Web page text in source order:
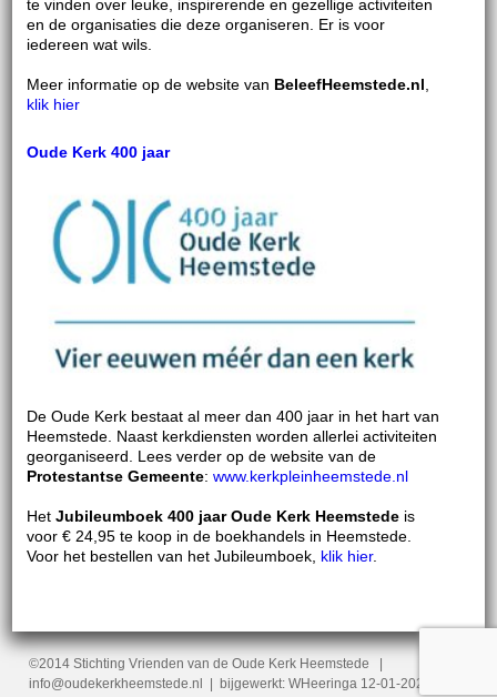
te vinden over leuke, inspirerende en gezellige activiteiten
en de organisaties die deze organiseren. Er is voor
iedereen wat wils.
Meer informatie op de website van BeleefHeemstede.nl
klik hier
Oude Kerk 400 jaar
De Oude Kerk bestaat al meer dan 400 jaar in het hart van
Heemstede. Naast kerkdiensten worden allerlei activiteiten
georganiseerd. Lees verder op de website van de
Protestantse Gemeente: www.kerkpleinheemstede.nl
Het Jubileumboek 400 jaar Oude Kerk Heemstede is
voor € 24,95 te koop in de boekhandels in Heemstede.
Voor het bestellen van het Jubileumboek, klik hier.
©2014 Stichting Vrienden van de Oude Kerk Heemstede |
info@oudekerkheemstede.nl | bijgewerkt: WHeeringa 12-01-2022